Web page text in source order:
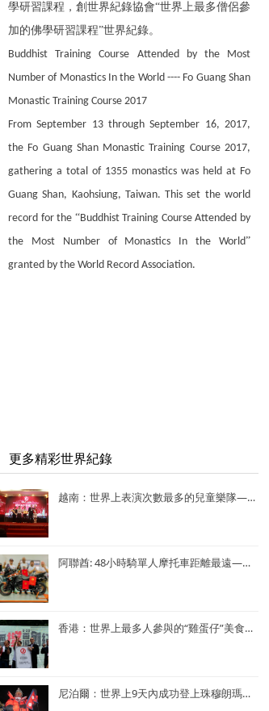
學研習課程，創世界紀錄協會“世界上最多僧侶參
加的佛學研習課程”世界紀錄。
Buddhist Training Course Attended by the Most
Number of Monastics In the World ---- Fo Guang Shan
Monastic Training Course 2017
From September 13 through September 16, 2017,
the Fo Guang Shan Monastic Training Course 2017,
gathering a total of 1355 monastics was held at Fo
Guang Shan, Kaohsiung, Taiwan. This set the world
record for the “Buddhist Training Course Attended by
the Most Number of Monastics In the World”
granted by the World Record Association.
越南：世界上表演次數最多的兒童樂隊——Vo Thanh Trang School Marching Band
阿聯酋: 48小時騎單人摩托車距離最遠—— Lotfi Hamrouni
香港：世界上最多人參與的“雞蛋仔”美食活動——謝霆鋒陳奕迅香港“雞蛋仔”美食活動
尼泊爾：世界上9天內成功登上珠穆朗瑪峰次數最多—— Kame Sherpa
更多精彩世界紀錄